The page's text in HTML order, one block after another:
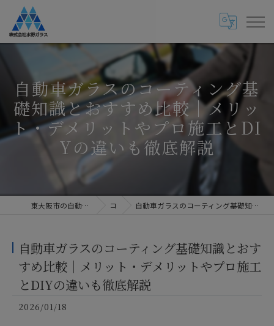
自動車ガラスのコーティング基
礎知識とおすすめ比較｜メリッ
ト・デメリットやプロ施工とDI
Yの違いも徹底解説
東大阪市の自動車ガラス専門店・株式会社水野ガラス コラム 自動車ガラスのコーティング基礎知識とおすすめ比較｜メリット・デメリットやプロ施工とDIYの違いも徹底解説
自動車ガラスのコーティング基礎知識とおす
すめ比較｜メリット・デメリットやプロ施工
とDIYの違いも徹底解説
2026/01/18